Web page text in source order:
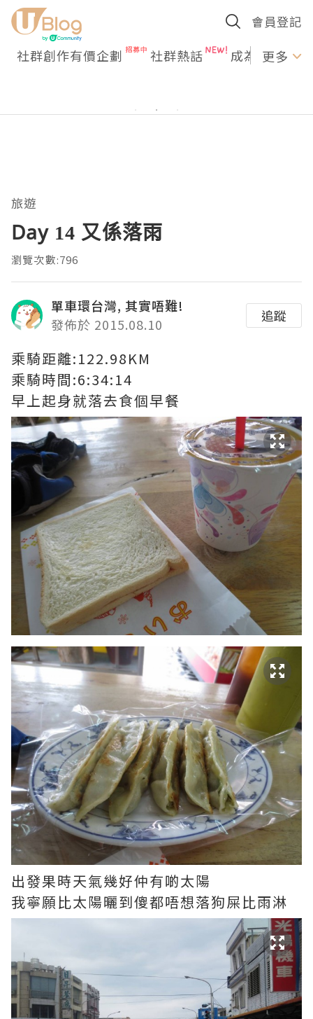
會員登記
社群創作有價企劃 社群熱話 成為U更多
旅遊
Day 14 又係落雨
瀏覽次數:796
單車環台灣, 其實唔難!
發佈於 2015.08.10
追蹤
乘騎距離:122.98KM
乘騎時間:6:34:14
早上起身就落去食個早餐
出發果時天氣幾好仲有啲太陽
我寧願比太陽曬到傻都唔想落狗屎比雨淋